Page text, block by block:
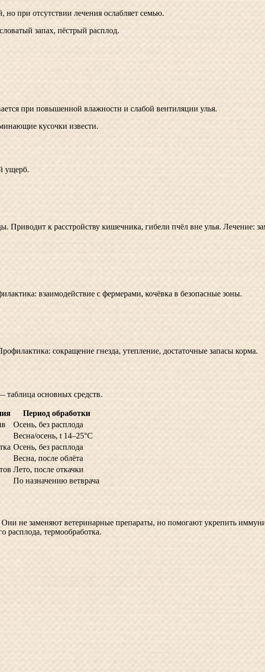
но при отсутствии лечения ослабляет семью.
запах, пёстрый расплод.
при повышенной влажности и слабой вентиляции улья.
кусочки извести.
ущерб.
к расстройству кишечника, гибели пчёл вне улья. Лечение:
взаимодействие с фермерами, кочёвка в безопасные зоны.
сокращение гнезда, утепление, достаточные запасы корма.
таблица основных средств.
Период обработки
Осень, без расплода
Весна/осень, t 14–25°C
Осень, без расплода
Весна, после облёта
Лето, после откачки
По назначению ветврача
не заменяют ветеринарные препараты, но помогают укрепить
расплода, термообработка.